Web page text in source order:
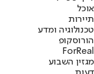
אוכל
תיירות
טכנולוגיה ומדע
הורוסקופ
ForReal
מגזין השבוע